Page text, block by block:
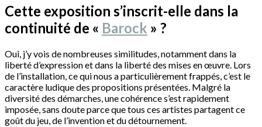
Cette exposition s’inscrit-elle dans la
continuité de « Barock » ?
Oui, j’y vois de nombreuses similitudes, notamment dans la
liberté d’expression et dans la liberté des mises en œuvre. Lors
de l’installation, ce qui nous a particulièrement frappés, c’est le
caractère ludique des propositions présentées. Malgré la
diversité des démarches, une cohérence s’est rapidement
imposée, sans doute parce que tous ces artistes partagent ce
goût du jeu, de l’invention et du détournement.